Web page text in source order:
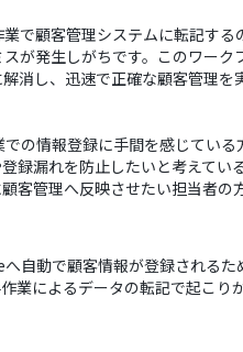
で顧客管理システムに転記す
が発生しがちです。このワー
消し、迅速で正確な顧客管理を
の情報登録に手間を感じている
録漏れを防止したいと考えてい
客管理へ反映させたい担当者の
自動で顧客情報が登録される
業によるデータの転記で起こ